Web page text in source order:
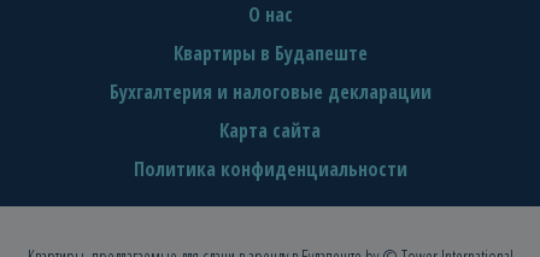
О нас
Квартиры в Будапеште
Бухгалтерия и налоговые декларации
Карта сайта
Политика конфиденциальности